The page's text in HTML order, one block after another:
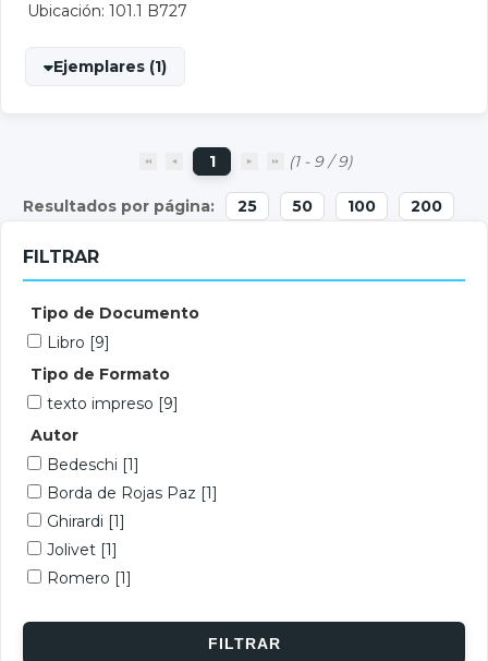
Ubicación: 101.1 B727
Ejemplares (1)
1 (1 - 9 / 9)
25 50 100 200
FILTRAR
Tipo de Documento
Libro [9]
Tipo de Formato
texto impreso [9]
Autor
Bedeschi [1]
Borda de Rojas Paz [1]
Ghirardi [1]
Jolivet [1]
Romero [1]